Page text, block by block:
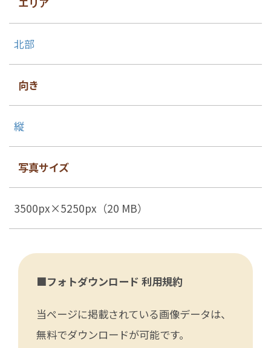
北部
向き
縦
写真サイズ
3500px×5250px（20 MB）
■フォトダウンロード 利用規約
当ページに掲載されている画像データは、
無料でダウンロードが可能です。